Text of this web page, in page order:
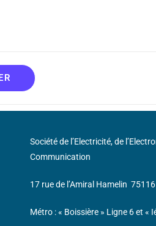
Société de l’Electricité, de
Communication
17 rue de l’Amiral Hamelin
Métro : « Boissière » Ligne 6 et «